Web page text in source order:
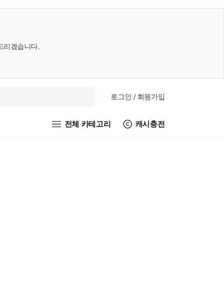
리겠습니다.
로그인 / 회원가입
전체 카테고리 캐시충전